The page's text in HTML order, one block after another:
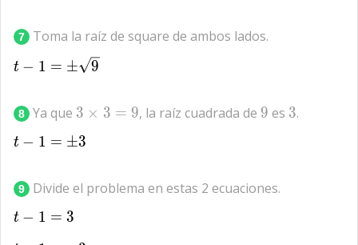
7
Toma la raíz de square de ambos lados.
t-1=\pm \sqrt{9}
t − 1 = ± 9
8 Ya que 3\times
3 × 3 = 9, la raíz cuadrada de 9
9 es 3
3.
t-1=\pm 3
t − 1 = ±3
9
Divide el problema en estas 2 ecuaciones.
t-1=3
t − 1 = 3